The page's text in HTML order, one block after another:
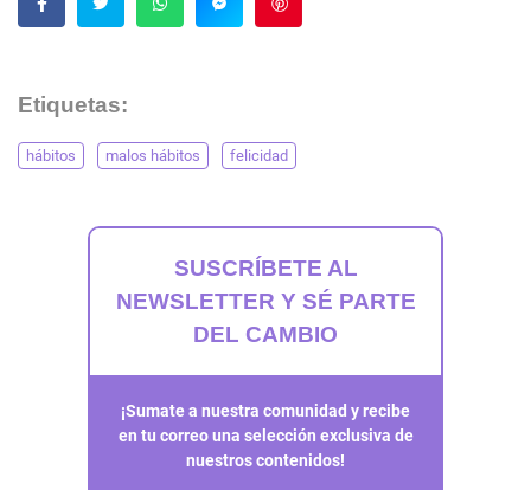
Etiquetas:
hábitos malos hábitos felicidad
SUSCRÍBETE AL
NEWSLETTER Y SÉ PARTE
DEL CAMBIO
¡Sumate a nuestra comunidad y recibe
en tu correo una selección exclusiva de
nuestros contenidos!